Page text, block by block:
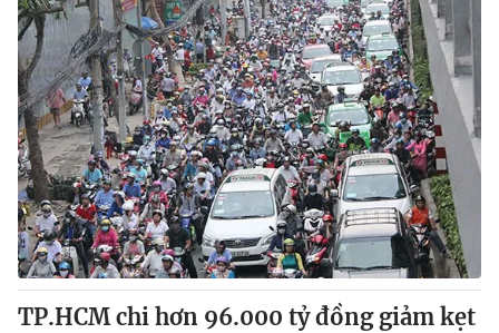
® Cấm sao chép dưới mọi hình thức nếu không có sự chấp
thuận bằng văn bản. Ghi rõ nguồn VTV.vn khi phát hành lại
thông tin từ website này.
TP.HCM chi hơn 96.000 tỷ đồng giảm kẹt